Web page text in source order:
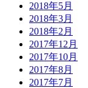
2018年5月
2018年3月
2018年2月
2017年12月
2017年10月
2017年8月
2017年7月